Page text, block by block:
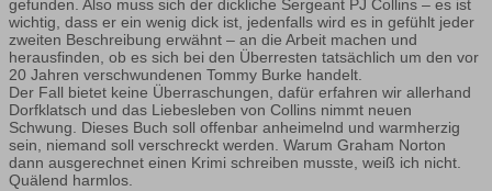
gefunden. Also muss sich der dickliche Sergeant PJ Collins – es ist
wichtig, dass er ein wenig dick ist, jedenfalls wird es in gefühlt jeder
zweiten Beschreibung erwähnt – an die Arbeit machen und
herausfinden, ob es sich bei den Überresten tatsächlich um den vor
20 Jahren verschwundenen Tommy Burke handelt.
Der Fall bietet keine Überraschungen, dafür erfahren wir allerhand
Dorfklatsch und das Liebesleben von Collins nimmt neuen
Schwung. Dieses Buch soll offenbar anheimelnd und warmherzig
sein, niemand soll verschreckt werden. Warum Graham Norton
dann ausgerechnet einen Krimi schreiben musste, weiß ich nicht.
Quälend harmlos.